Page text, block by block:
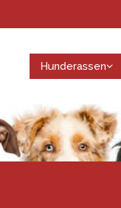
Hunderassen